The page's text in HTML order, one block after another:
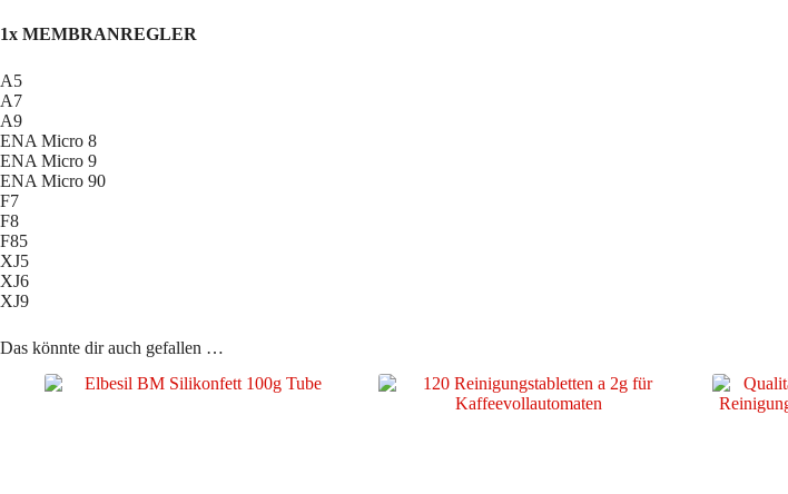
1x MEMBRANREGLER
A5
A7
A9
ENA Micro 8
ENA Micro 9
ENA Micro 90
F7
F8
F85
XJ5
XJ6
XJ9
Das könnte dir auch gefallen …